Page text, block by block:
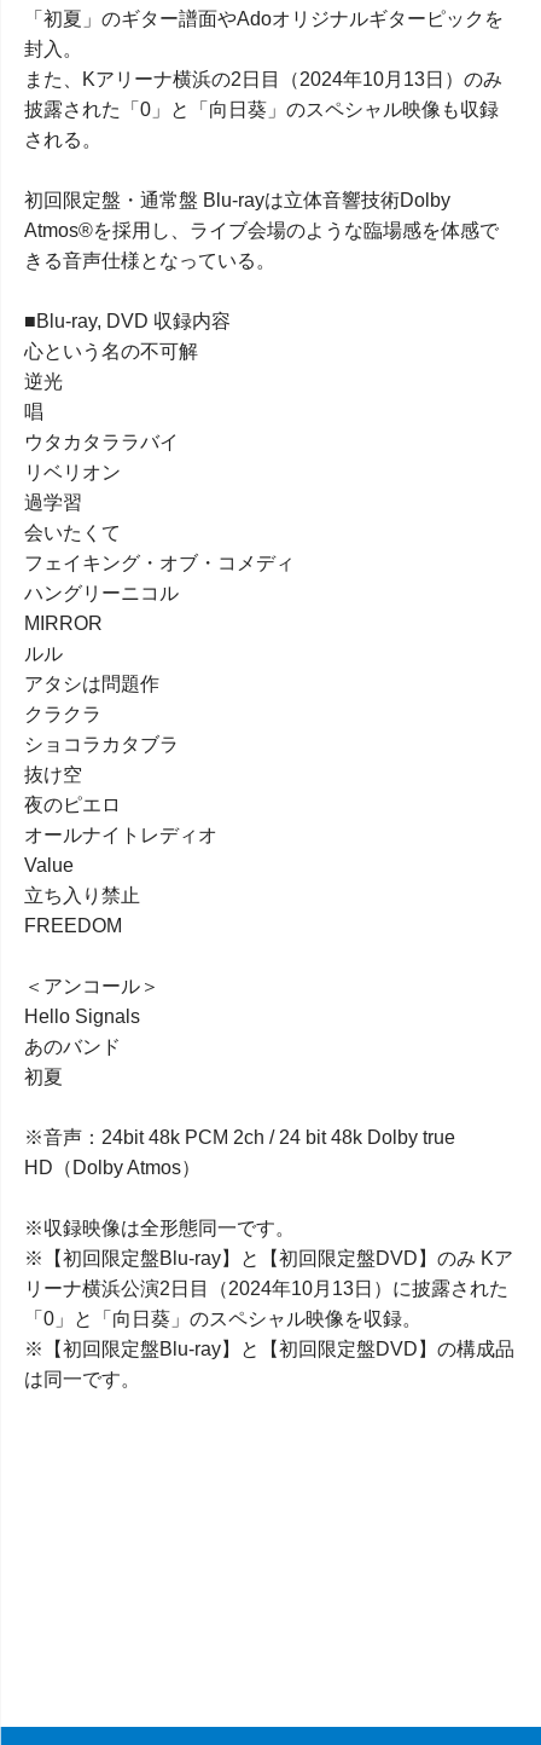
「初夏」のギター譜面やAdoオリジナルギターピックを
封入。
また、Kアリーナ横浜の2日目（2024年10月13日）のみ
披露された「0」と「向日葵」のスペシャル映像も収録
される。
初回限定盤・通常盤 Blu-rayは立体音響技術Dolby
Atmos®を採用し、ライブ会場のような臨場感を体感で
きる音声仕様となっている。
■Blu-ray, DVD 収録内容
心という名の不可解
逆光
唱
ウタカタララバイ
リベリオン
過学習
会いたくて
フェイキング・オブ・コメディ
ハングリーニコル
MIRROR
ルル
アタシは問題作
クラクラ
ショコラカタブラ
抜け空
夜のピエロ
オールナイトレディオ
Value
立ち入り禁止
FREEDOM
＜アンコール＞
Hello Signals
あのバンド
初夏
※音声：24bit 48k PCM 2ch / 24 bit 48k Dolby true
HD（Dolby Atmos）
※収録映像は全形態同一です。
※【初回限定盤Blu-ray】と【初回限定盤DVD】のみ Kア
リーナ横浜公演2日目（2024年10月13日）に披露された
「0」と「向日葵」のスペシャル映像を収録。
※【初回限定盤Blu-ray】と【初回限定盤DVD】の構成品
は同一です。